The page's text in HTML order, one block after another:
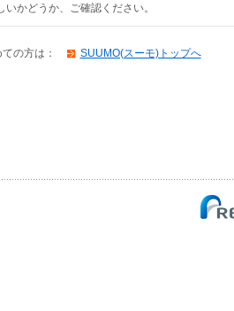
いかどうか、ご確認ください。
の方は：
SUUMO(スーモ)トップへ